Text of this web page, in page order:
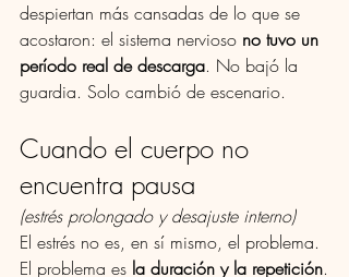
despiertan más cansadas de lo que se
acostaron: el sistema nervioso no tuvo un
período real de descarga. No bajó la
guardia. Solo cambió de escenario.
Cuando el cuerpo no
encuentra pausa
(estrés prolongado y desajuste interno)
El estrés no es, en sí mismo, el problema.
El problema es la duración y la repetición.